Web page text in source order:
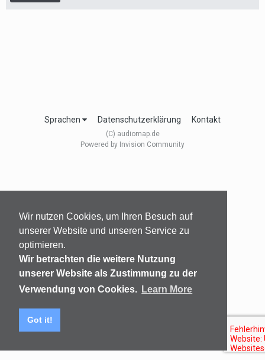
Wir nutzen Cookies, um Ihren Besuch auf
unserer Website und unseren Service zu
optimieren.
Wir betrachten die weitere Nutzung
unserer Website als Zustimmung zu der
Verwendung von Cookies. Learn More
Got it!
Sprachen Datenschutzerklärung Kontakt
(C) audiomap.de
Powered by Invision Community